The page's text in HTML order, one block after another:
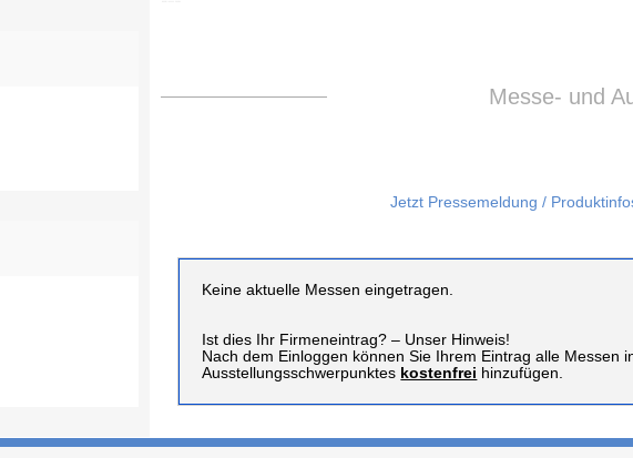
Messe- und
Jetzt Pressemeldung /
Keine aktuelle Messen eingetragen.
Ist dies Ihr Firmeneintrag? – Unser Hinweis!
Nach dem Einloggen können Sie Ihrem Eintrag alle Messen
Ausstellungsschwerpunktes kostenfrei hinzufügen.